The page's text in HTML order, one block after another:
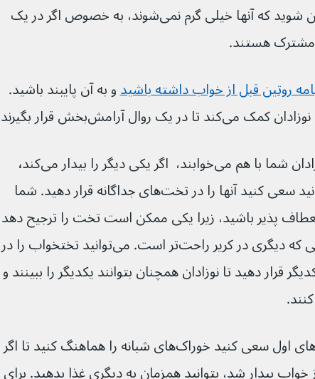
مطمئن شوید که آنها خیلی گرم نمی‌شوند، به خصوص اگر در یک
هستند.
روتین قبل از خواب داشته باشیدو به آن پایبند باشید.
می‌کند تا در یک روال آرامش‌بخش قرار بگیرند.
می‌توانید سعی کنید آنها را در تخت‌های جداگانه قرار دهید. شما
پذیر باشید، زیرا یکی ممکن است تخت را ترجیح دهد
در حالی که دیگری در کریر راحت‌تر است. می‌توانید تختخواب را در
قرار دهید تا نوزادان همچنان بتوانند یکدیگر را ببینند و
در روزهای اول سعی کنید خوراک‌های شبانه را هماهنگ کنید تا اگر